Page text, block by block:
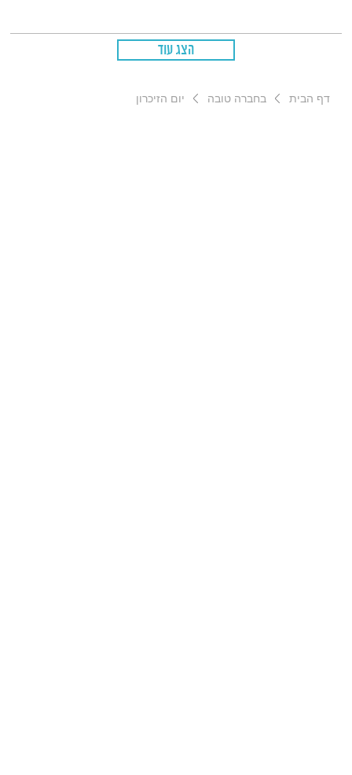
הצג עוד
דף הבית בחברה טובה יום הזיכרון